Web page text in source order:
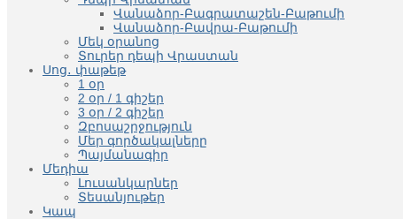
Վանաձոր-Բագրատաշեն-Բաթումի
Վանաձոր-Բավրա-Բաթումի
Մեկ օրանոց
Տուրեր դեպի Վրաստան
Սոց․ փաթեթ
1 օր
2 օր / 1 գիշեր
3 օր / 2 գիշեր
Զբոսաշրջություն
Մեր գործակալները
Պայմանագիր
Մեդիա
Լուսանկարներ
Տեսանյութեր
Կապ